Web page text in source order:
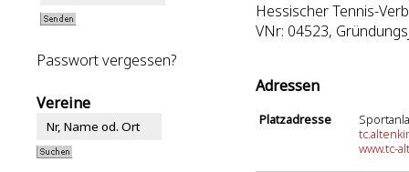
Passwort vergessen?
Vereine
Hessischer Tennis-
VNr: 04523,
Adressen
Platzadresse
www.tc-